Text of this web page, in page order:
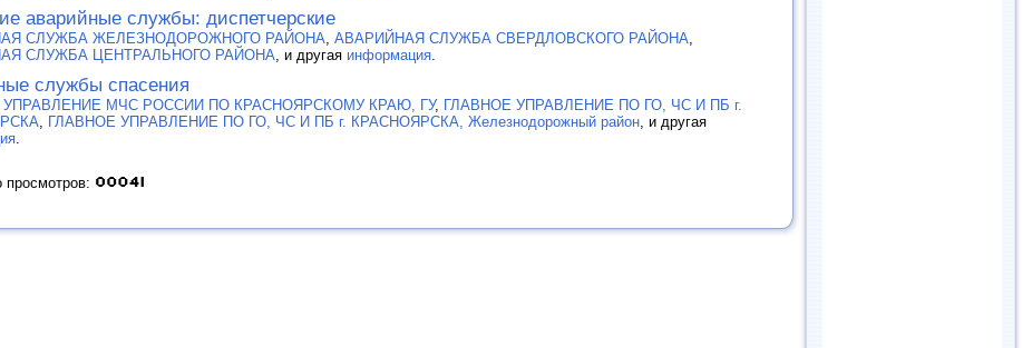
аварийные службы: диспетчерские
СЛУЖБА ЖЕЛЕЗНОДОРОЖНОГО РАЙОНА, АВАРИЙНАЯ СЛУЖБА СВЕРДЛОВСКОГО РАЙОНА,
СЛУЖБА ЦЕНТРАЛЬНОГО РАЙОНА, и другая информация.
службы спасения
УПРАВЛЕНИЕ МЧС РОССИИ ПО КРАСНОЯРСКОМУ КРАЮ, ГУ, ГЛАВНОЕ УПРАВЛЕНИЕ ПО ГО, ЧС И ПБ г.
, ГЛАВНОЕ УПРАВЛЕНИЕ ПО ГО, ЧС И ПБ г. КРАСНОЯРСКА, Железнодорожный район, и другая
.
просмотров: